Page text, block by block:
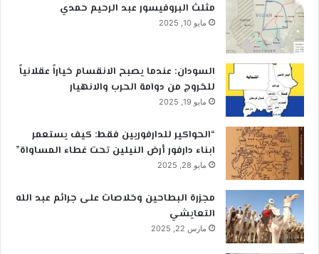
مثلث البروفيسور عبد الرحيم حمدي
مايو 10, 2025
السودان: عندما يصبح الانقسام خياراً عقلانياً
للخروج من دوامة الحرب والانهيار
مايو 19, 2025
“الحواكير للدارفوريين فقط: كيف يستعمر
ابناء دارفور أرض النيلين تحت غطاء المساواة”
مايو 28, 2025
مجزرة البطاحين وخلاصات على جرائم عبد الله
التعايشي
مارس 22, 2025